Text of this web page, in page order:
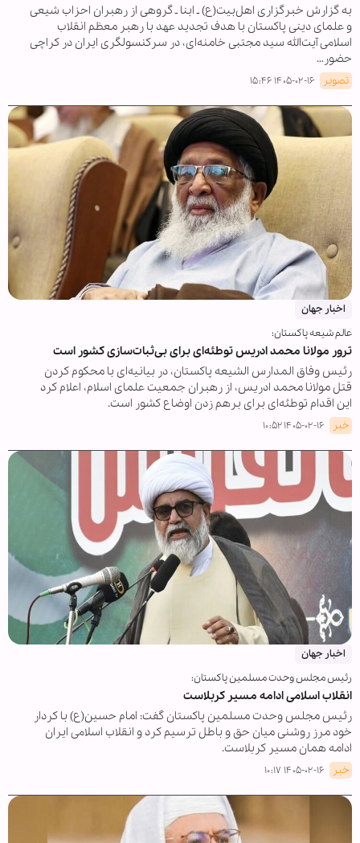
به گزارش خبرگزاری اهل‌بیت(ع) ـ ابنا ـ گروهی از رهبران احزاب شیعی
و علمای دینی پاکستان با هدف تجدید عهد با رهبر معظم انقلاب
اسلامی آیت‌الله سید مجتبی خامنه‌ای، در سرکنسولگری ایران در کراچی
حضور…
تصویر ۱۴۰۵-۰۲-۱۶ ۱۵:۴۶
اخبار جهان
عالم شیعه پاکستان:
ترور مولانا محمد ادریس توطئه‌ای برای بی‌ثبات‌سازی کشور است
رئیس وفاق المدارس الشیعه پاکستان، در بیانیه‌ای با محکوم کردن
قتل مولانا محمد ادریس، از رهبران جمعیت علمای اسلام، اعلام کرد
این اقدام توطئه‌ای برای برهم زدن اوضاع کشور است.
خبر ۱۴۰۵-۰۲-۱۶ ۱۰:۵۲
اخبار جهان
رئیس مجلس وحدت مسلمین پاکستان:
انقلاب اسلامی ادامه مسیر کربلاست
رئیس مجلس وحدت مسلمین پاکستان گفت: امام حسین(ع) با کردار
خود مرز روشنی میان حق و باطل ترسیم کرد و انقلاب اسلامی ایران
ادامه همان مسیر کربلاست.
خبر ۱۴۰۵-۰۲-۱۶ ۱۰:۱۷